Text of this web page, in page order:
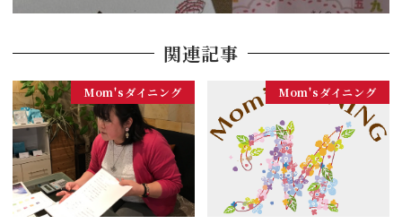
関連記事
Mom'sダイニング Mom'sダイニング